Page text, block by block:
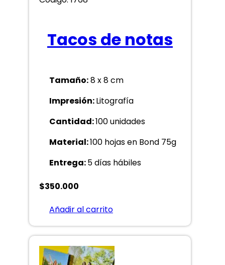
Tacos de notas
Tamaño:8 x 8 cm
Impresión:Litografía
Cantidad:100 unidades
Material:100 hojas en Bond 75g
Entrega:5 días hábiles
$350.000
Añadir al carrito